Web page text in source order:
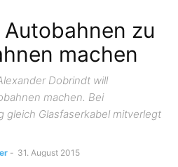
zu
machen
Dobrindt will
machen. Bei
gleich Glasfaserkabel mitverlegt
- 31. August 2015